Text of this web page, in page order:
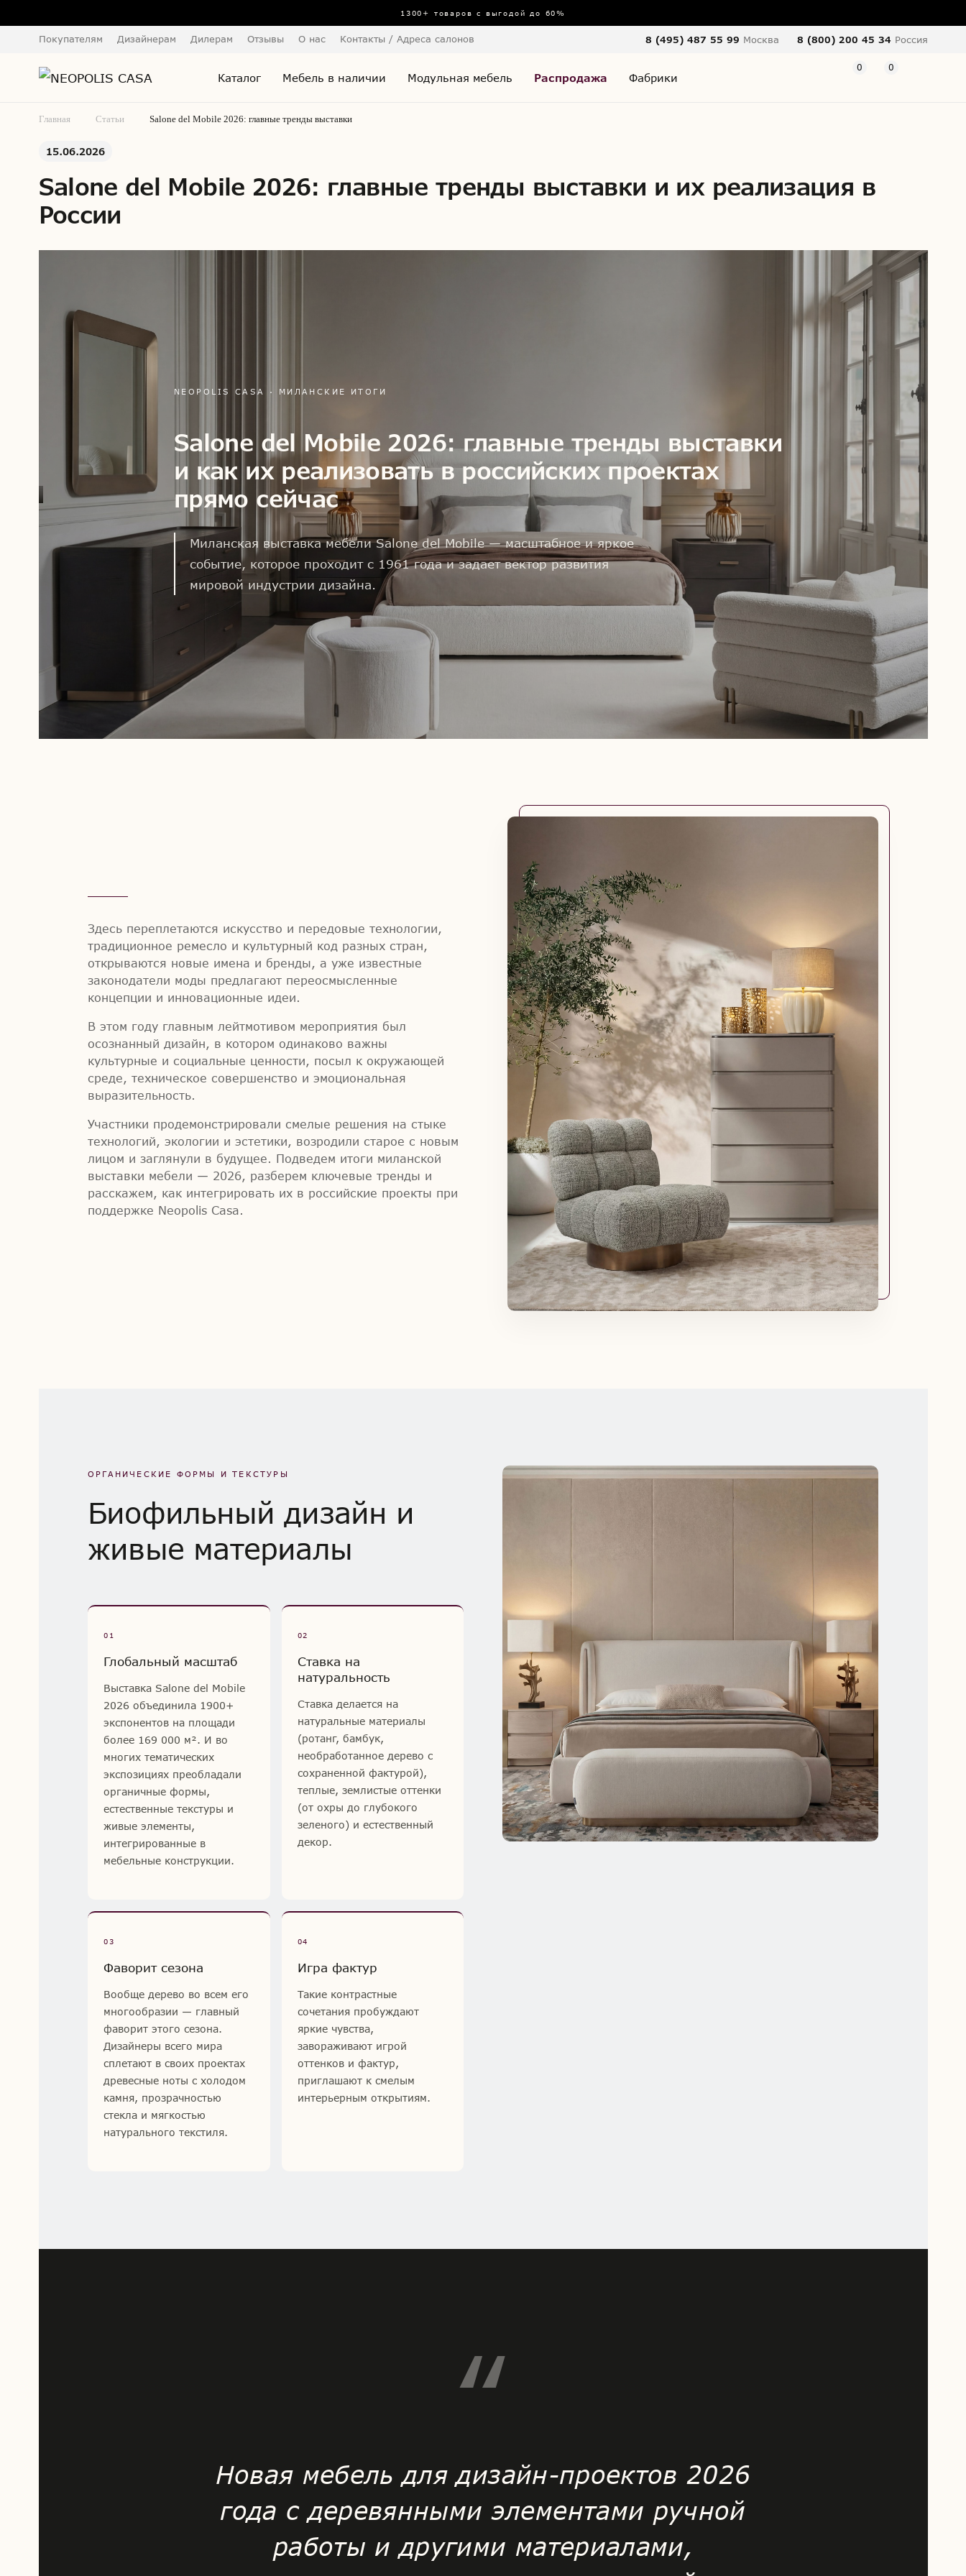
1300+ товаров с выгодой до 60%
Покупателям Дизайнерам Дилерам Отзывы О нас Контакты / Адреса салонов 8 (495) 487 55 99 Москва 8 (800) 200 45 34 Россия
Каталог Мебель в наличии Модульная мебель Распродажа Фабрики
0 0
Главная Статьи Salone del Mobile 2026: главные тренды выставки
15.06.2026
Salone del Mobile 2026: главные тренды выставки и их реализация в
России
NEOPOLIS CASA · МИЛАНСКИЕ ИТОГИ
Salone del Mobile 2026: главные тренды выставки
и как их реализовать в российских проектах
прямо сейчас
Миланская выставка мебели Salone del Mobile — масштабное и яркое
событие, которое проходит с 1961 года и задает вектор развития
мировой индустрии дизайна.
Здесь переплетаются искусство и передовые технологии,
традиционное ремесло и культурный код разных стран,
открываются новые имена и бренды, а уже известные
законодатели моды предлагают переосмысленные
концепции и инновационные идеи.
В этом году главным лейтмотивом мероприятия был
осознанный дизайн, в котором одинаково важны
культурные и социальные ценности, посыл к окружающей
среде, техническое совершенство и эмоциональная
выразительность.
Участники продемонстрировали смелые решения на стыке
технологий, экологии и эстетики, возродили старое с новым
лицом и заглянули в будущее. Подведем итоги миланской
выставки мебели — 2026, разберем ключевые тренды и
расскажем, как интегрировать их в российские проекты при
поддержке Neopolis Casa.
ОРГАНИЧЕСКИЕ ФОРМЫ И ТЕКСТУРЫ
Биофильный дизайн и
живые материалы
01
Глобальный масштаб
Выставка Salone del Mobile
2026 объединила 1900+
экспонентов на площади
более 169 000 м². И во
многих тематических
экспозициях преобладали
органичные формы,
естественные текстуры и
живые элементы,
интегрированные в
мебельные конструкции.
02
Ставка на
натуральность
Ставка делается на
натуральные материалы
(ротанг, бамбук,
необработанное дерево с
сохраненной фактурой),
теплые, землистые оттенки
(от охры до глубокого
зеленого) и естественный
декор.
03
Фаворит сезона
Вообще дерево во всем его
многообразии — главный
фаворит этого сезона.
Дизайнеры всего мира
сплетают в своих проектах
древесные ноты с холодом
камня, прозрачностью
стекла и мягкостью
натурального текстиля.
04
Игра фактур
Такие контрастные
сочетания пробуждают
яркие чувства,
завораживают игрой
оттенков и фактур,
приглашают к смелым
интерьерным открытиям.
“
Новая мебель для дизайн-проектов 2026
года с деревянными элементами ручной
работы и другими материалами,